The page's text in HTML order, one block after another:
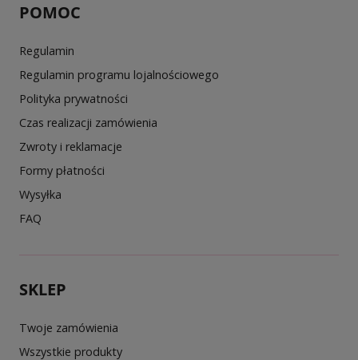
POMOC
Regulamin
Regulamin programu lojalnościowego
Polityka prywatności
Czas realizacji zamówienia
Zwroty i reklamacje
Formy płatności
Wysyłka
FAQ
SKLEP
Twoje zamówienia
Wszystkie produkty